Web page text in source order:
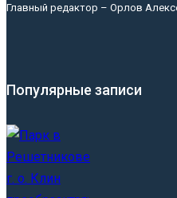
Главный редактор – Орлов
Популярные записи